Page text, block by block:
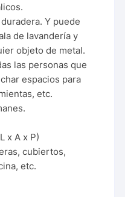
Y puede
de lavandería y
objeto de metal.
las personas que
espacios para
etc.
x A x P)
cubiertos,
etc.